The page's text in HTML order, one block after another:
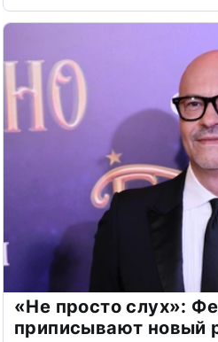
«Не просто слух»:
приписывают новый